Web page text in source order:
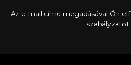
Az e-mail címe megadásával Ön
szabályzatot.